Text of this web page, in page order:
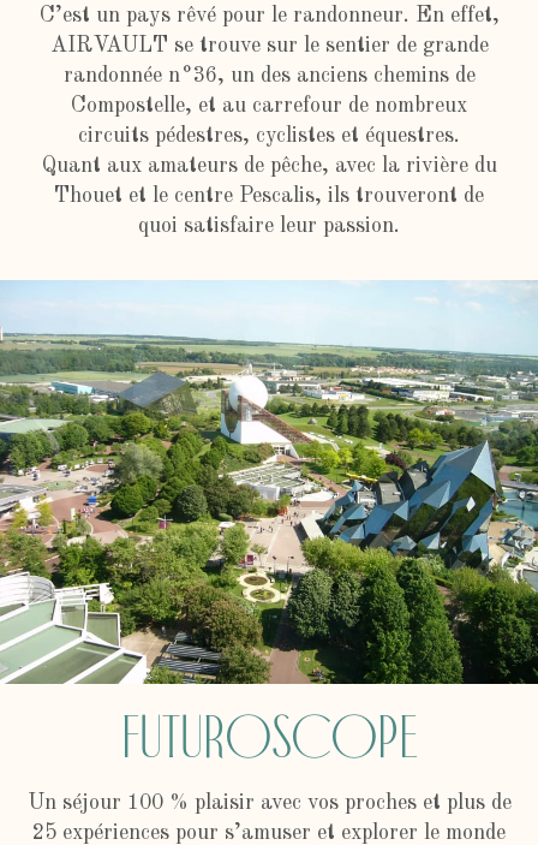
C’est un pays rêvé pour le randonneur. En effet,
AIRVAULT se trouve sur le sentier de grande
randonnée n°36, un des anciens chemins de
Compostelle, et au carrefour de nombreux
circuits pédestres, cyclistes et équestres.
Quant aux amateurs de pêche, avec la rivière du
Thouet et le centre Pescalis, ils trouveront de
quoi satisfaire leur passion.
Futuroscope
Un séjour 100 % plaisir avec vos proches et plus de
25 expériences pour s’amuser et explorer le monde